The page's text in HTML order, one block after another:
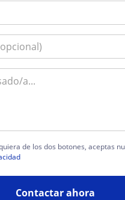
de los dos botones, aceptas
Contactar ahora